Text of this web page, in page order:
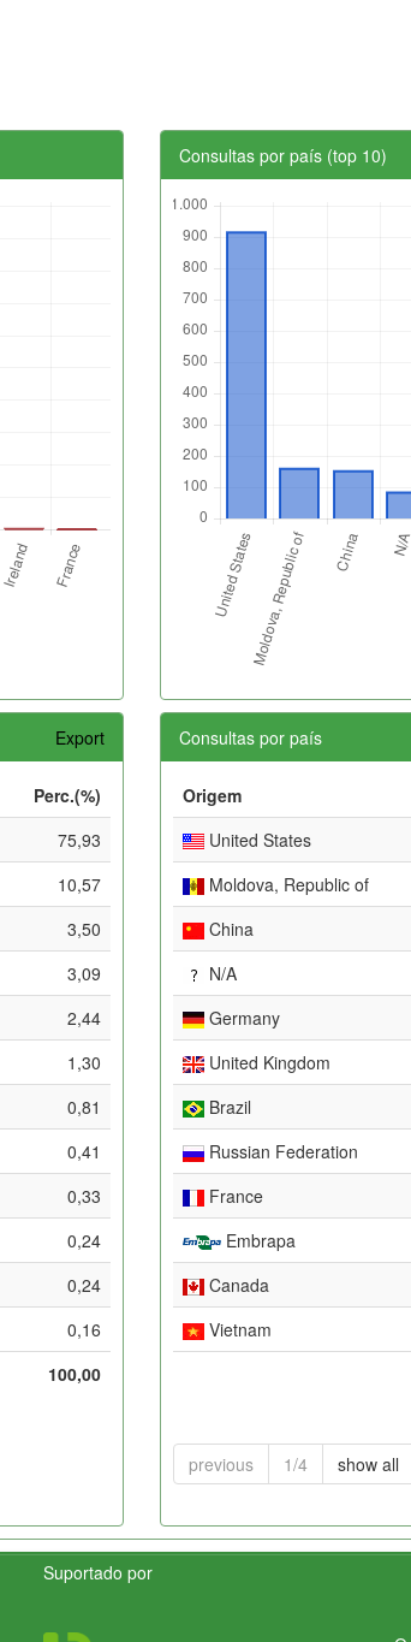
Consultas por país (top 10)
Export
Perc.(%)
75,93
10,57
3,50
3,09
2,44
1,30
0,81
0,41
0,33
0,24
0,24
0,16
100,00
Consultas por país
Origem
United States
Moldova, Republic of
China
N/A
Germany
United Kingdom
Brazil
Russian Federation
France
Embrapa
Canada
Vietnam
previous 1/4 show all
Suportado por